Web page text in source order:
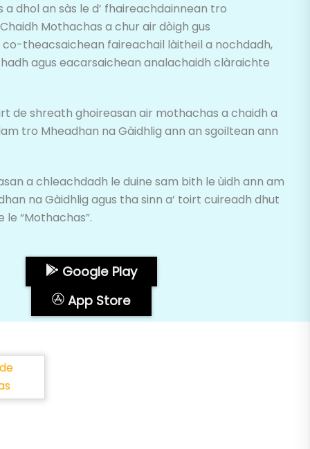
dhol an sàs le d’ fhaireachdainnean tro
Mothachas a chur air dòigh gus
co-theacsaichean faireachail làitheil a nochdadh,
agus eacarsaichean analachaidh clàraichte
de shreath ghoireasan air mothachas a chaidh a
tro Mheadhan na Gàidhlig ann an sgoiltean ann
a chleachdadh le duine sam bith le ùidh ann am
na Gàidhlig agus tha sinn a’ toirt cuireadh dhut
“Mothachas”.
Google Play
App Store